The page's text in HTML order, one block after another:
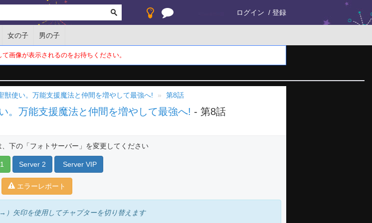
ログイン 登録
女の子 男の子
画像が表示されるのをお待ちください。
獣使い。万能支援魔法と仲間を増やして最強へ! 第8話
。万能支援魔法と仲間を増やして最強へ! - 第8話
下の「フォトサーバー」を変更してください
Server 2 Server VIP
エラーレポート
矢印を使用してチャプターを切り替えます